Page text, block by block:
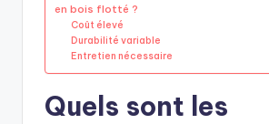
en bois flotté ?
Coût élevé
Durabilité variable
Entretien nécessaire
Quels sont les